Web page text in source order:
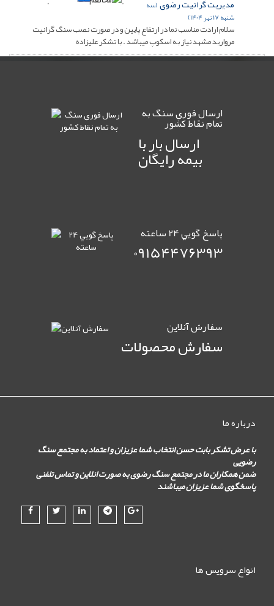
مدیریت گرانیت رضوی(سه
شنبه 17 تیر 1404)
سلام ارادت مناسب نما در ارتفاع پایین و در صورت نصب سنگ گرانیت
مروارید مشهد نیاز به اسکوپ میباشد . با تشکر علیزاده
ارسال فوری سنگ به
تمام نقاط کشور
ارسال بار با
بیمه رایگان
پاسخ گويي 24 ساعته
09154476393
سفارش آنلاين
سفارش محصولات
درباره ما
با عرض تشکر بابت حسن انتخاب شما عزیزان و اعتماد به مجتمع سنگ
رضویی
ضمن همکاران ما در مجتمع سنگ رضوی به صورت انلاین و تماس تلفنی
پاسخگوی شما عزیزان میباشند
انواع سرویس ها